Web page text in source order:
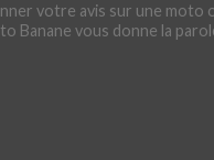
votre avis sur une moto
Banane vous donne la